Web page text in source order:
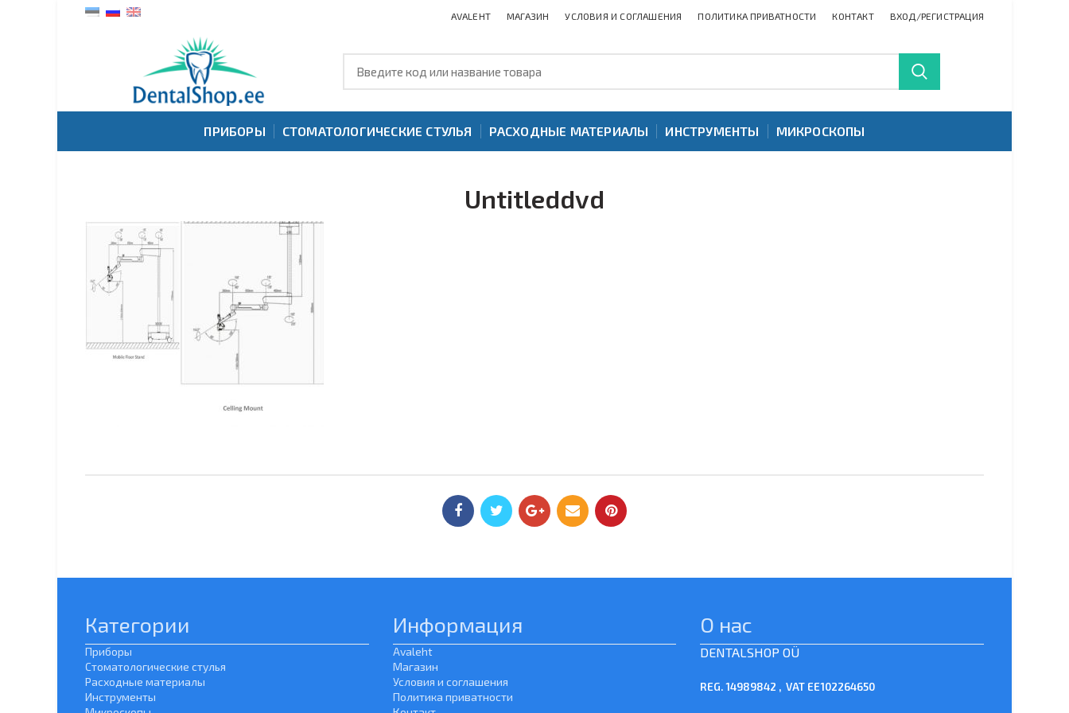
AVALEHT МАГАЗИН УСЛОВИЯ И СОГЛАШЕНИЯ ПОЛИТИКА ПРИВАТНОСТИ КОНТАКТ ВХОД/РЕГИСТРАЦИЯ
ПРИБОРЫ СТОМАТОЛОГИЧЕСКИЕ СТУЛЬЯ РАСХОДНЫЕ МАТЕРИАЛЫ ИНСТРУМЕНТЫ МИКРОСКОПЫ
Untitleddvd
Категории
Приборы
Стоматологические стулья
Расходные материалы
Инструменты
Информация
Avaleht
Магазин
Условия и соглашения
Политика приватности
О нас
DENTALSHOP OÜ
REG. 14989842 , VAT EE102264650